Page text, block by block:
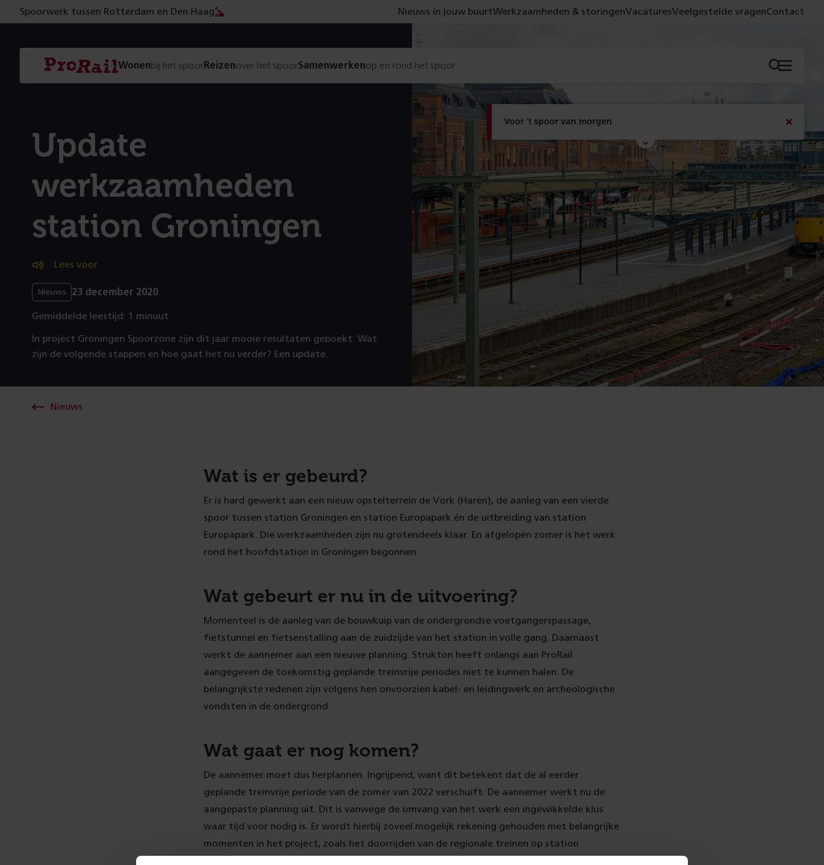
Voor 't spoor van morgen
Met de campagne 'Voor 't spoor naar morgen' laten
we zien wat er vandaag gebeurt en wat dat -
figuurlijk gezien - morgen oplevert.
Lees meer
Bericht
sluiten
Spoorwerk tussen Rotterdam en Den Haag Nieuws in jouw buurtWerkzaamheden & storingenVacaturesVeelgestelde vragenContact
Navigatie
Homepage
ProRail
Wonenbij het spoorReizenover het spoorSamenwerkenop en rond het spoor Menu
Update
werkzaamheden
station Groningen
Lees voor
Nieuws 23 december 2020
Gemiddelde leestijd: 1 minuut
In project Groningen Spoorzone zijn dit jaar mooie resultaten geboekt. Wat
zijn de volgende stappen en hoe gaat het nu verder? Een update.
Nieuws
Wat is er gebeurd?
Er is hard gewerkt aan een nieuw opstelterrein de Vork (Haren), de aanleg van een vierde
spoor tussen station Groningen en station Europapark én de uitbreiding van station
Europapark. Die werkzaamheden zijn nu grotendeels klaar. En afgelopen zomer is het werk
rond het hoofdstation in Groningen begonnen.
Wat gebeurt er nu in de uitvoering?
Momenteel is de aanleg van de bouwkuip van de ondergrondse voetgangerspassage,
fietstunnel en fietsenstalling aan de zuidzijde van het station in volle gang. Daarnaast
werkt de aannemer aan een nieuwe planning. Strukton heeft onlangs aan ProRail
aangegeven de toekomstig geplande treinvrije periodes niet te kunnen halen. De
belangrijkste redenen zijn volgens hen onvoorzien kabel- en leidingwerk en archeologische
vondsten in de ondergrond.
Wat gaat er nog komen?
De aannemer moet dus herplannen. Ingrijpend, want dit betekent dat de al eerder
geplande treinvrije periode van de zomer van 2022 verschuift. De aannemer werkt nu de
aangepaste planning uit. Dit is vanwege de omvang van het werk een ingewikkelde klus
waar tijd voor nodig is. Er wordt hierbij zoveel mogelijk rekening gehouden met belangrijke
momenten in het project, zoals het doorrijden van de regionale treinen op station